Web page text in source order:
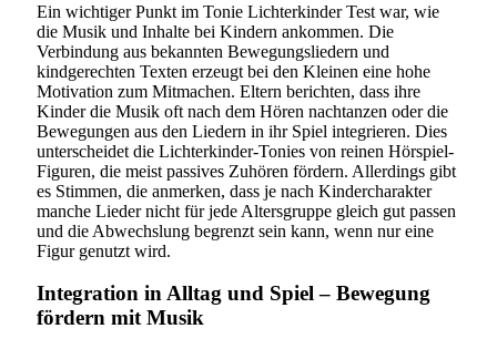
Ein wichtiger Punkt im Tonie Lichterkinder Test war, wie
die Musik und Inhalte bei Kindern ankommen. Die
Verbindung aus bekannten Bewegungsliedern und
kindgerechten Texten erzeugt bei den Kleinen eine hohe
Motivation zum Mitmachen. Eltern berichten, dass ihre
Kinder die Musik oft nach dem Hören nachtanzen oder die
Bewegungen aus den Liedern in ihr Spiel integrieren. Dies
unterscheidet die Lichterkinder-Tonies von reinen Hörspiel-
Figuren, die meist passives Zuhören fördern. Allerdings gibt
es Stimmen, die anmerken, dass je nach Kindercharakter
manche Lieder nicht für jede Altersgruppe gleich gut passen
und die Abwechslung begrenzt sein kann, wenn nur eine
Figur genutzt wird.
Integration in Alltag und Spiel – Bewegung
fördern mit Musik